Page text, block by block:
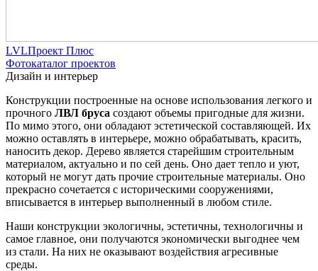
LVLПроект Плюс
Фотокаталог проектов
Дизайн и интерьер
Конструкции построенные на основе использования легкого и
прочного ЛВЛ бруса создают объемы пригодные для жизни.
По мимо этого, они обладают эстетической составляющей. Их
можно оставлять в интерьере, можно обрабатывать, красить,
наносить декор. Дерево является старейшим строительным
материалом, актуально и по сей день. Оно дает тепло и уют,
который не могут дать прочие строительные материалы. Оно
прекрасно сочетается с историческими сооружениями,
вписывается в интерьер выполненный в любом стиле.
Наши конструкции экологичны, эстетичны, технологичны и
самое главное, они получаются экономически выгоднее чем
из стали. На них не оказывают воздействия агресивные
среды.